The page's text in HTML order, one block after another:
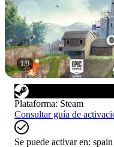
1/9
Plataforma: Steam
Consultar guía de
Se puede activar en: spain